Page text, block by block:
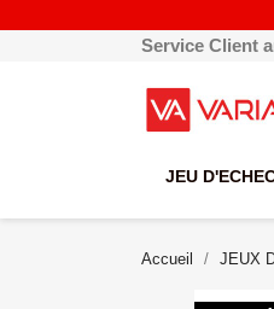
Service Client
JEU
Accueil JEUX